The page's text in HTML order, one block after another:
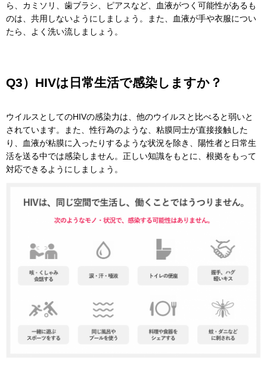
ら、カミソリ、歯ブラシ、ピアスなど、血液がつく可能性があるも
のは、共用しないようにしましょう。また、血液が手や衣服につい
たら、よく洗い流しましょう。
Q3）HIVは日常生活で感染しますか？
ウイルスとしてのHIVの感染力は、他のウイルスと比べると弱いと
されています。また、性行為のような、粘膜同士が直接接触した
り、血液が粘膜に入ったりするような状況を除き、陽性者と日常生
活を送る中では感染しません。正しい知識をもとに、根拠をもって
対応できるようにしましょう。